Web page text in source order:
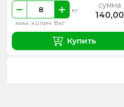
мин. колич. 8кг
кг сумма
140,00
Купить